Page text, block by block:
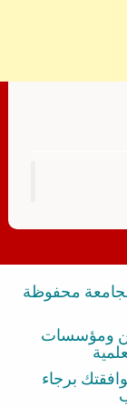
محفوظة
ومؤسسات
برجاء